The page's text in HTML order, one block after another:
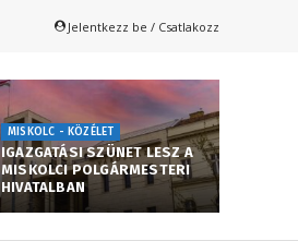
Jelentkezz be / Csatlakozz
MISKOLC - KÖZÉLET
IGAZGATÁSI SZÜNET LESZ A
MISKOLCI POLGÁRMESTERI
HIVATALBAN